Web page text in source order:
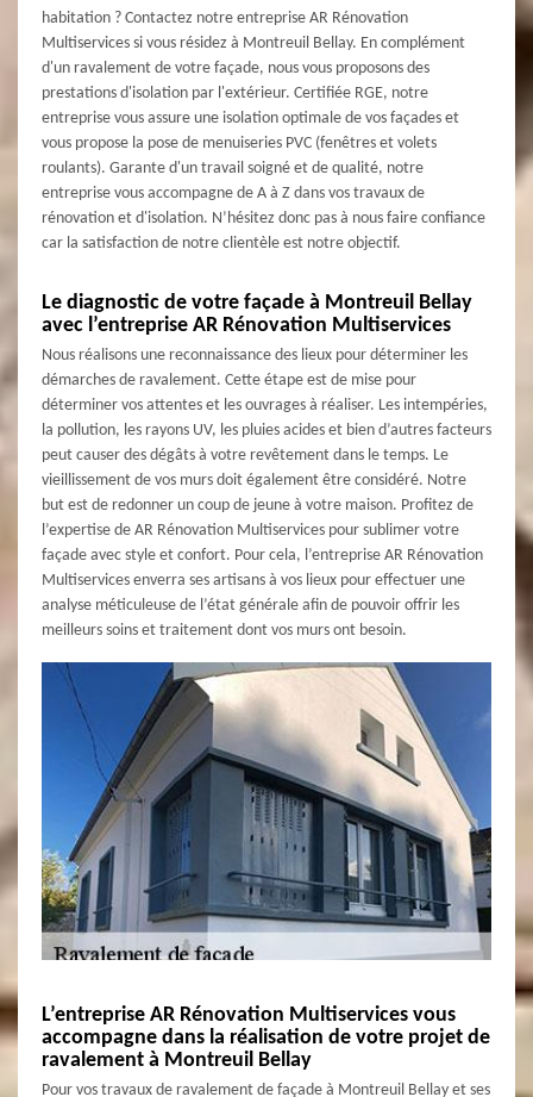
habitation ? Contactez notre entreprise AR Rénovation
Multiservices si vous résidez à Montreuil Bellay. En complément
d'un ravalement de votre façade, nous vous proposons des
prestations d'isolation par l'extérieur. Certifiée RGE, notre
entreprise vous assure une isolation optimale de vos façades et
vous propose la pose de menuiseries PVC (fenêtres et volets
roulants). Garante d'un travail soigné et de qualité, notre
entreprise vous accompagne de A à Z dans vos travaux de
rénovation et d'isolation. N’hésitez donc pas à nous faire confiance
car la satisfaction de notre clientèle est notre objectif.
Le diagnostic de votre façade à Montreuil Bellay
avec l’entreprise AR Rénovation Multiservices
Nous réalisons une reconnaissance des lieux pour déterminer les
démarches de ravalement. Cette étape est de mise pour
déterminer vos attentes et les ouvrages à réaliser. Les intempéries,
la pollution, les rayons UV, les pluies acides et bien d’autres facteurs
peut causer des dégâts à votre revêtement dans le temps. Le
vieillissement de vos murs doit également être considéré. Notre
but est de redonner un coup de jeune à votre maison. Profitez de
l’expertise de AR Rénovation Multiservices pour sublimer votre
façade avec style et confort. Pour cela, l’entreprise AR Rénovation
Multiservices enverra ses artisans à vos lieux pour effectuer une
analyse méticuleuse de l’état générale afin de pouvoir offrir les
meilleurs soins et traitement dont vos murs ont besoin.
L’entreprise AR Rénovation Multiservices vous
accompagne dans la réalisation de votre projet de
ravalement à Montreuil Bellay
Pour vos travaux de ravalement de façade à Montreuil Bellay et ses